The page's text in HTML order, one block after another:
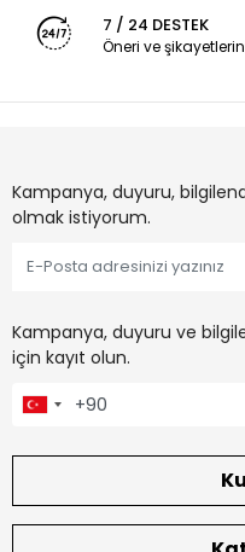
7 / 24 DESTEK
Öneri ve
Kampanya, duyuru,
olmak istiyorum.
Kampanya, duyuru ve
için kayıt olun.